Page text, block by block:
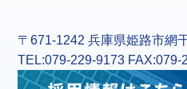
〒671-1242 兵庫県姫路市網
TEL:079-229-9173 FAX:079-